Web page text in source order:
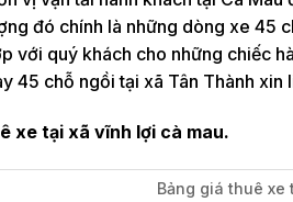
đó chính là những dòng xe 45
với quý khách cho những chiếc
45 chỗ ngồi tại xã Tân Thành xin
xe tại xã vĩnh lợi cà mau.
Bảng giá thuê